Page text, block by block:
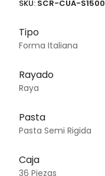
SKU: SCR-CUA-S1500
Tipo
Forma Italiana
Rayado
Raya
Pasta
Pasta Semi Rigida
Caja
36 Piezas